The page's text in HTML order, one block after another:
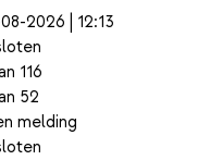
2026 | 12:13
116
52
melding